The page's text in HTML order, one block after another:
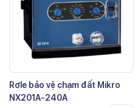
Rơle bảo vệ chạm đất Mikro
NX201A-240A